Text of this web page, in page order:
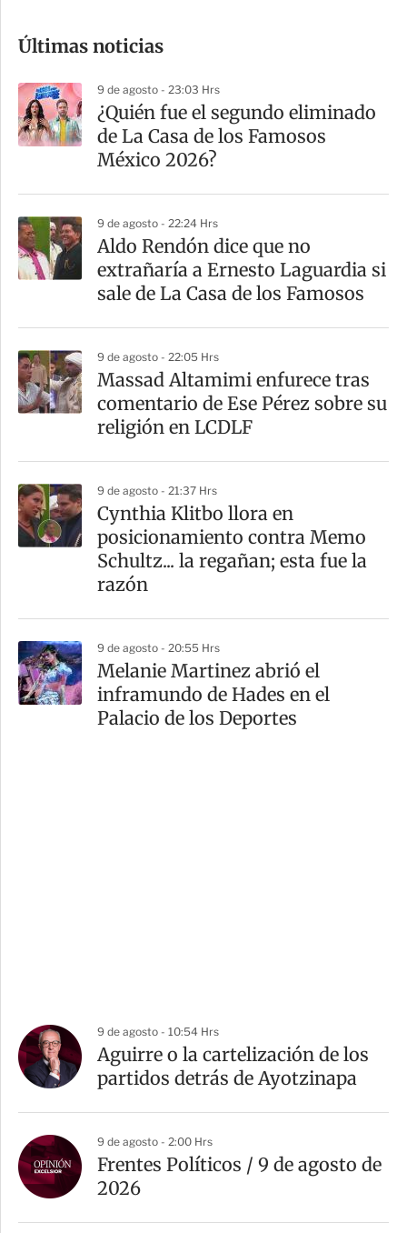
m
a
r
t
Últimas noticias
9 de agosto - 23:03 Hrs
¿Quién fue el segundo eliminado
de La Casa de los Famosos
México 2026?
9 de agosto - 22:24 Hrs
Aldo Rendón dice que no
extrañaría a Ernesto Laguardia si
sale de La Casa de los Famosos
9 de agosto - 22:05 Hrs
Massad Altamimi enfurece tras
comentario de Ese Pérez sobre su
religión en LCDLF
9 de agosto - 21:37 Hrs
Cynthia Klitbo llora en
posicionamiento contra Memo
Schultz... la regañan; esta fue la
razón
9 de agosto - 20:55 Hrs
Melanie Martinez abrió el
inframundo de Hades en el
Palacio de los Deportes
9 de agosto - 10:54 Hrs
Aguirre o la cartelización de los
partidos detrás de Ayotzinapa
9 de agosto - 2:00 Hrs
Frentes Políticos / 9 de agosto de
2026